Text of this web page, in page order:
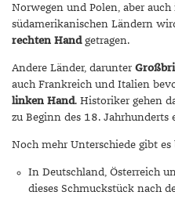
Norwegen und Polen, aber
südamerikanischen Ländern
rechten Handgetragen.
Andere Länder, darunter
auch Frankreich und Italien
linken Hand. Historiker gehen
zu Beginn des 18. Jahrhunderts
Noch mehr Unterschiede gibt es
In Deutschland, Österreich
dieses Schmuckstück nach